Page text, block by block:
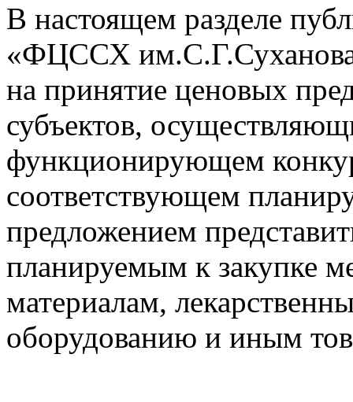
В настоящем разделе
«ФЦССХ
на принятие ценовых
субъектов,
функционирующем
соответствующем
предложением
планируемым к закупке
материалам,
оборудованию и иным